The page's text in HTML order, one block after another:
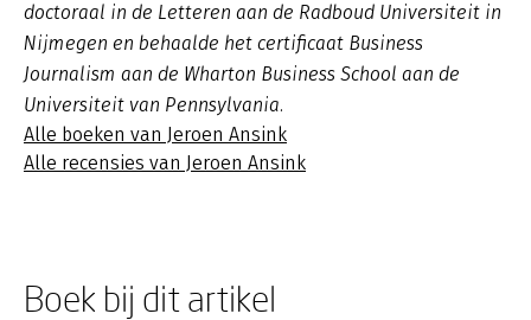
doctoraal in de Letteren aan de Radboud Universiteit in
Nijmegen en behaalde het certificaat Business
Journalism aan de Wharton Business School aan de
Universiteit van Pennsylvania.
Alle boeken van Jeroen Ansink
Alle recensies van Jeroen Ansink
Boek bij dit artikel